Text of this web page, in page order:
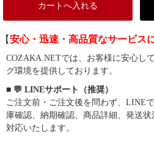
カートへ入れる
【安心・迅速・高品質なサービス
COZAKA.NETでは、お客様に安心し
グ環境を提供しております。
■ 💬 LINEサポート（推奨）
ご注文前・ご注文後を問わず、LINE
庫確認、納期確認、商品詳細、発送
対応いたします。